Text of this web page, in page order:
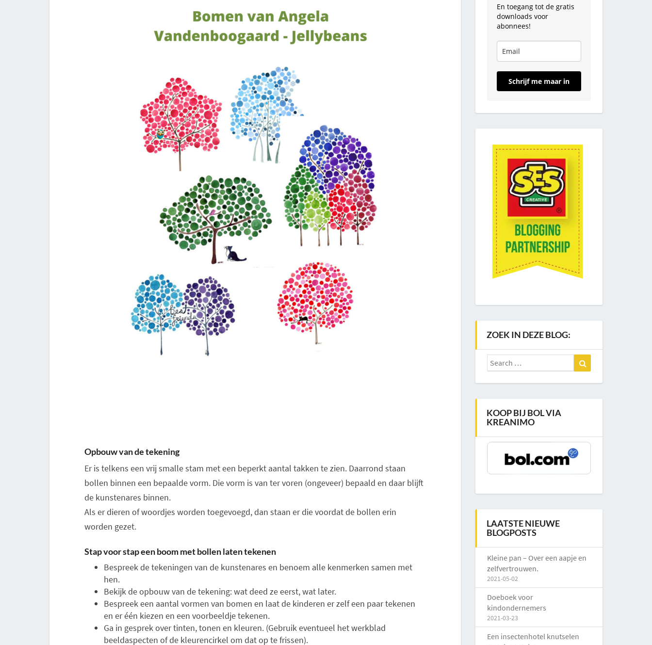
Opbouw van de tekening
Er is telkens een vrij smalle stam met een beperkt aantal takken te zien. Daarrond staan
bollen binnen een bepaalde vorm. Die vorm is van ter voren (ongeveer) bepaald en daar blijft
de kunstenares binnen.
Als er dieren of woordjes worden toegevoegd, dan staan er die voordat de bollen erin
worden gezet.
Stap voor stap een boom met bollen laten tekenen
Bespreek de tekeningen van de kunstenares en benoem alle kenmerken samen met
hen.
Bekijk de opbouw van de tekening: wat deed ze eerst, wat later.
Bespreek een aantal vormen van bomen en laat de kinderen er zelf een paar tekenen
en er één kiezen en een voorbeeldje tekenen.
Ga in gesprek over tinten, tonen en kleuren. (Gebruik eventueel het werkblad
beeldaspecten of de kleurencirkel om dat op te frissen).
En toegang tot de gratis
downloads voor
abonnees!
Schrijf me maar in
ZOEK IN DEZE BLOG:
Search
for:
KOOP BIJ BOL VIA
KREANIMO
LAATSTE NIEUWE
BLOGPOSTS
Kleine pan – Over een aapje en
zelfvertrouwen.
2021-05-02
Doeboek voor
kindondernemers
2021-03-23
Een insectenhotel knutselen